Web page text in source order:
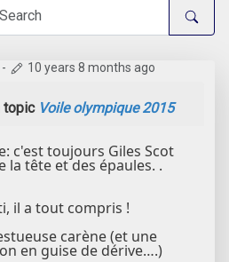
-
10 years 8 months ago
Voile olympique 2015
c'est toujours Giles Scot
la tête et des épaules. .
il a tout compris !
carène (et une
en guise de dérive….)